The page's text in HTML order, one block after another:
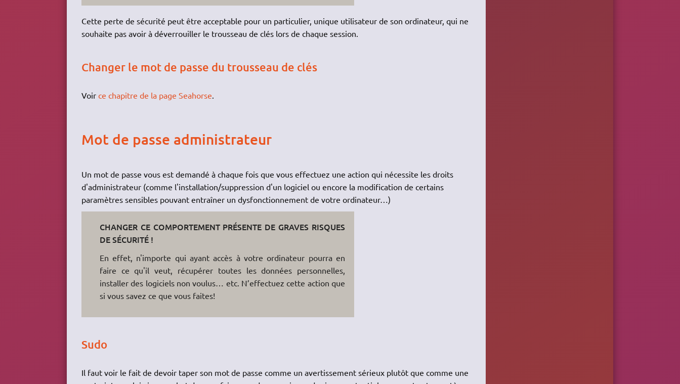
Cette perte de sécurité peut être acceptable pour un particulier, unique utilisateur de son ordinateur, qui ne
souhaite pas avoir à déverrouiller le trousseau de clés lors de chaque session.
Changer le mot de passe du trousseau de clés
Voir ce chapitre de la page Seahorse
Mot de passe administrateur
Un mot de passe vous est demandé à chaque fois que vous effectuez une action qui nécessite les droits
d'administrateur (comme l'installation/suppression d'un logiciel ou encore la modification de certains
paramètres sensibles pouvant entraîner un dysfonctionnement de votre ordinateur…)
CHANGER CE COMPORTEMENT PRÉSENTE DE GRAVES RISQUES
DE SÉCURITÉ !
En effet, n'importe qui ayant accès à votre ordinateur pourra en
faire ce qu'il veut, récupérer toutes les données personnelles,
installer des logiciels non voulus… etc. N’effectuez cette action que
si vous savez ce que vous faites!
Sudo
Il faut voir le fait de devoir taper son mot de passe comme un avertissement sérieux plutôt que comme une